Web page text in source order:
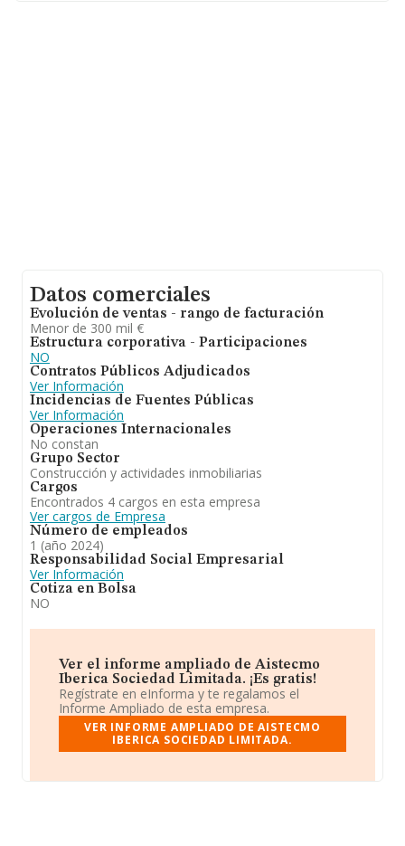
Datos comerciales
Evolución de ventas - rango de facturación
Menor de 300 mil €
Estructura corporativa - Participaciones
NO
Contratos Públicos Adjudicados
Ver Información
Incidencias de Fuentes Públicas
Ver Información
Operaciones Internacionales
No constan
Grupo Sector
Construcción y actividades inmobiliarias
Cargos
Encontrados 4 cargos en esta empresa
Ver cargos de Empresa
Número de empleados
1 (año 2024)
Responsabilidad Social Empresarial
Ver Información
Cotiza en Bolsa
NO
Ver el informe ampliado de Aistecmo
Iberica Sociedad Limitada. ¡Es gratis!
Regístrate en eInforma y te regalamos el
Informe Ampliado de esta empresa.
VER INFORME AMPLIADO DE AISTECMO
IBERICA SOCIEDAD LIMITADA.